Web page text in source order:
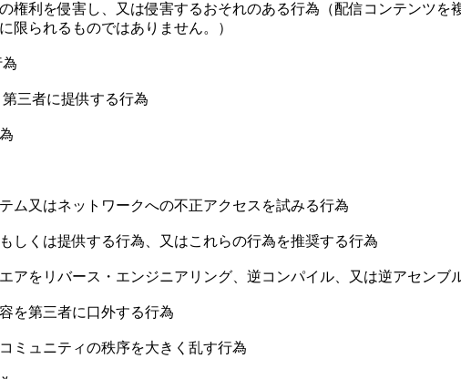
権利を侵害し、又は侵害するおそれのある行為（配信コンテンツを
限られるものではありません。）
三者に提供する行為
ム又はネットワークへの不正アクセスを試みる行為
しくは提供する行為、又はこれらの行為を推奨する行為
アをリバース・エンジニアリング、逆コンパイル、又は逆アセンブ
を第三者に口外する行為
ミュニティの秩序を大きく乱す行為